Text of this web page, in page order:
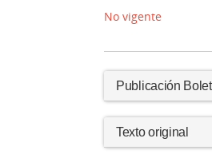
No vigente
Publicación
Texto original